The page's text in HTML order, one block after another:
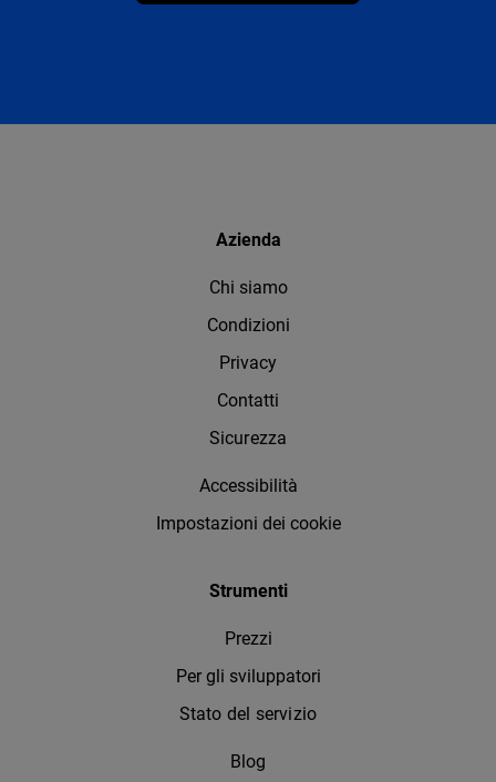
Azienda
Chi siamo
Condizioni
Privacy
Contatti
Sicurezza
Accessibilità
Impostazioni dei cookie
Strumenti
Prezzi
Per gli sviluppatori
Stato del servizio
Blog